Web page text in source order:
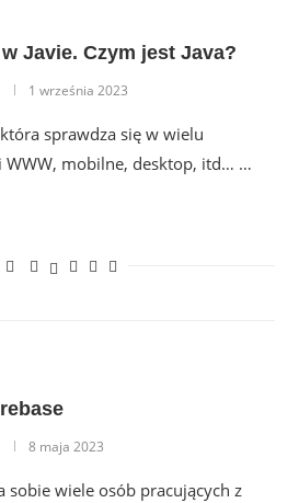
Javie. Czym jest Java?
1 września 2023
sprawdza się w wielu
WWW, mobilne, desktop, itd… …
8 maja 2023
sobie wiele osób pracujących z